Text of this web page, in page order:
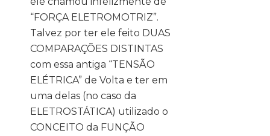
“FORÇA ELETROMOTRIZ”.
Talvez por ter ele feito DUAS
COMPARAÇÕES DISTINTAS
com essa antiga “TENSÃO
ELÉTRICA” de Volta e ter em
uma delas (no caso da
ELETROSTÁTICA) utilizado o
CONCEITO da FUNÇÃO